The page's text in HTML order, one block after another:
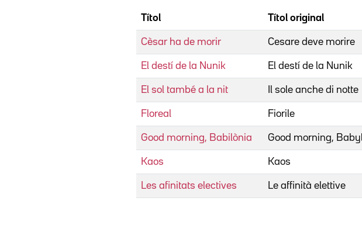
Títol Títol original
Cèsar ha de morir Cesare deve morire
El destí de la Nunik El destí de la Nunik
El sol també a la nit Il sole anche di notte
Floreal Fiorile
Good morning, Babilònia Good morning,
Kaos Kaos
Les afinitats electives Le affinità elettive